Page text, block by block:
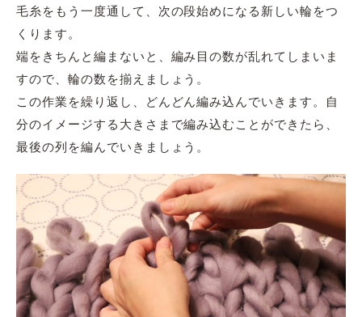
毛糸をもう一度通して、次の段始めになる新しい輪をつ
くります。
端をきちんと編まないと、編み目の数が乱れてしまいま
すので、輪の数を揃えましょう。
この作業を繰り返し、どんどん編み込んでいきます。自
分のイメージする大きさまで編み込むことができたら、
最後の列を編んでいきましょう。